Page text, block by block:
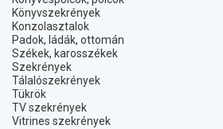
Könyvszekrények
Konzolasztalok
Padok, ládák, ottomán
Székek, karosszékek
Szekrények
Tálalószekrények
Tükrök
TV szekrények
Vitrines szekrények